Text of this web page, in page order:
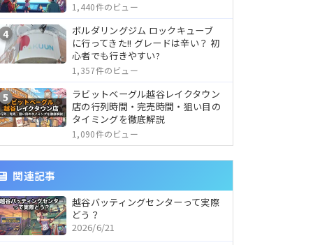
1,440件のビュー
4
ボルダリングジム ロックキューブ
に行ってきた!! グレードは辛い？ 初
心者でも行きやすい?
1,357件のビュー
5
ラビットベーグル越谷レイクタウン
店の行列時間・完売時間・狙い目の
タイミングを徹底解説
1,090件のビュー
関連記事
越谷バッティングセンターって実際
どう？
2026/6/21